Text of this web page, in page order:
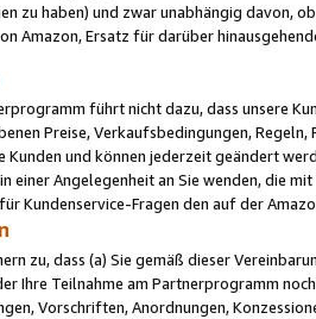
zu haben) und zwar unabhängig davon,
Amazon, Ersatz für darüber
führt nicht dazu, dass unsere
Preise, Verkaufsbedingungen,
und können jederzeit geändert
einer Angelegenheit an Sie wenden, die
Kundenservice-Fragen den auf der
zu, dass (a) Sie gemäß dieser
Ihre Teilnahme am Partnerprogramm
Vorschriften, Anordnungen,